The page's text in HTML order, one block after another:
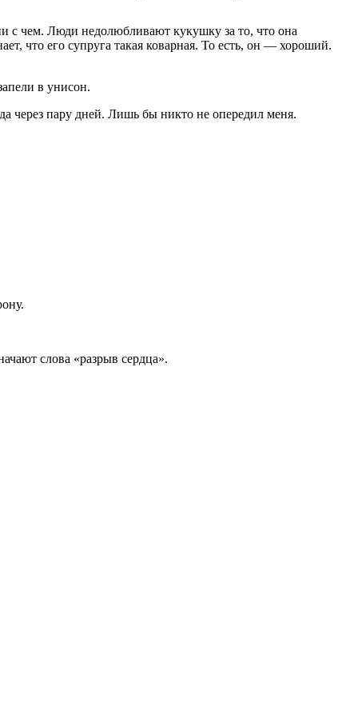
с чем. Люди недолюбливают кукушку за то, что она
что его супруга такая коварная. То есть, он — хороший.
в унисон.
через пару дней. Лишь бы никто не опередил меня.
слова «разрыв сердца».